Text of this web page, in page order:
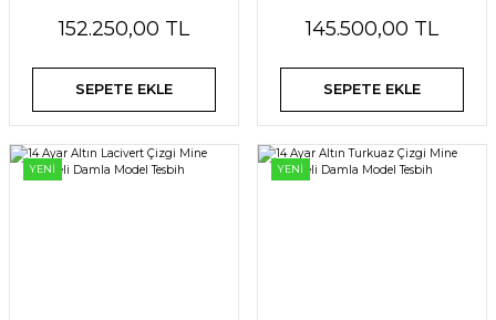
152.250,00 TL
SEPETE EKLE
145.500,00 TL
SEPETE EKLE
YENİ YENİ